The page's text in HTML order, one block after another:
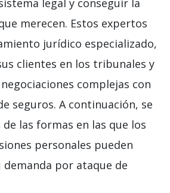
merecen. Estos expertos
jurídico especializado,
clientes en los tribunales y
complejas con
seguros. A continuación, se
las formas en las que los
personales pueden
demanda por ataque de